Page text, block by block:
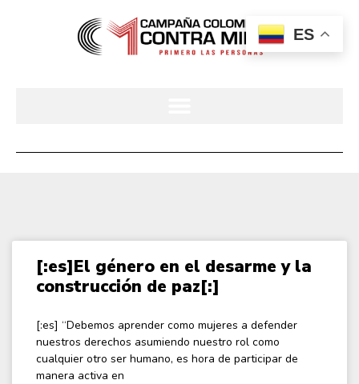
[:es]El género en el desarme y la
construcción de paz[:]
[:es] “Debemos aprender como mujeres a defender
nuestros derechos asumiendo nuestro rol como
cualquier otro ser humano, es hora de participar de
manera activa en
ES